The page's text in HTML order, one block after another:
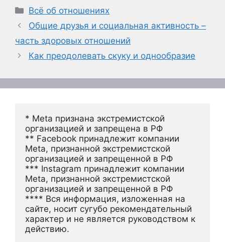
Рубрики
Всё об отношениях
Общие друзья и социальная активность –
часть здоровых отношений
Как преодолевать скуку и однообразие
* Meta признана экстремистской
организацией и запрещена в РФ
** Facebook принадлежит компании
Meta, признанной экстремистской
организацией и запрещенной в РФ
*** Instagram принадлежит компании
Meta, признанной экстремистской
организацией и запрещенной в РФ
**** Вся информация, изложенная на
сайте, носит сугубо рекомендательный
характер и не является руководством к
действию.